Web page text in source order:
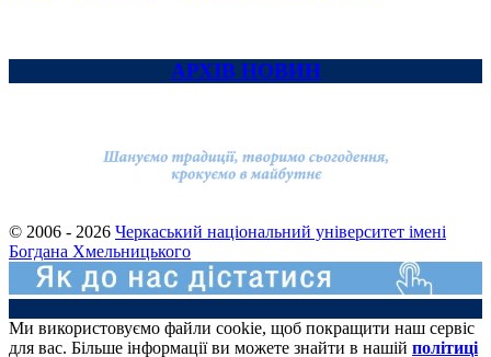
АРХІВ НОВИН
© 2006 - 2026 Черкаський національний університет імені
Богдана Хмельницького
Ми використовуємо файли cookie, щоб покращити наш сервіс
для вас. Більше інформації ви можете знайти в нашій політиці